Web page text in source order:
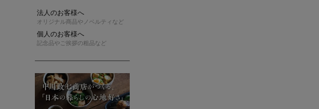
法人のお客様へ
オリジナル商品やノベルティなど
個人のお客様へ
記念品やご挨拶の粗品など